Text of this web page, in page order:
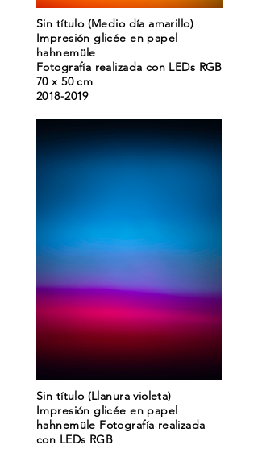
Sin título (Medio día amarillo)
Impresión glicée en papel
hahnemüle
Fotografía realizada con LEDs RGB
70 x 50 cm
2018-2019
Sin título (Llanura violeta)
Impresión glicée en papel
hahnemüle Fotografía realizada
con LEDs RGB